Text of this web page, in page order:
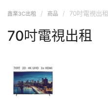
鑫業3C出租 商品 70吋電視出租
70吋電視出租